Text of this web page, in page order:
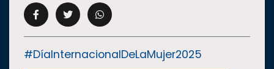
CAMPUS UANL
#DíaInternacionalDeLaMujer2025